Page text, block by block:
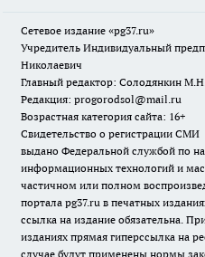
Сетевое издание «pg37.ru»
Учредитель Индивидуальный
Николаевич
Главный редактор: Солодянкин
Редакция: progorodsol@mail.ru
Возрастная категория сайта: 16+
Свидетельство о регистрации
выдано Федеральной службой по
информационных технологий и
частичном или полном
портала pg37.ru в печатных
ссылка на издание обязательна.
изданиях прямая гиперссылка на
случае будут применены нормы